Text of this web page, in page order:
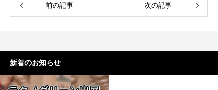
前の記事 次の記事
新着のお知らせ